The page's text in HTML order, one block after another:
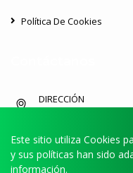
Política De Cookies
DIRECCIÓN
TELÉFONO
Este sitio utiliza Cookies
y sus políticas han sido
información.